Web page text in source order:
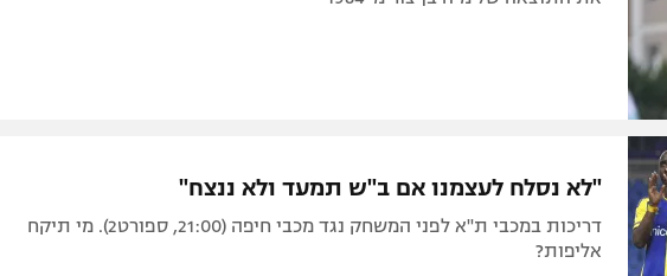
"לא נסלח לעצמנו אם ב"ש תמעד ולא ננצח"
דריכות במכבי ת"א לפני המשחק נגד מכבי חיפה (21:00, ספורט2). מי תיקח
אליפות?